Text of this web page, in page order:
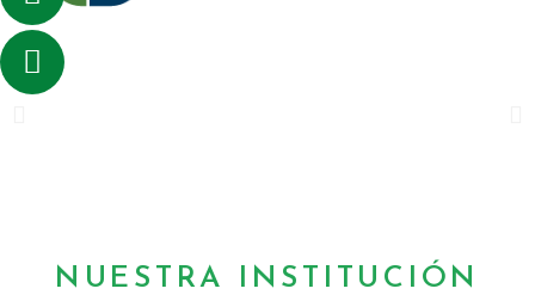
NUESTRA INSTITUCIÓN